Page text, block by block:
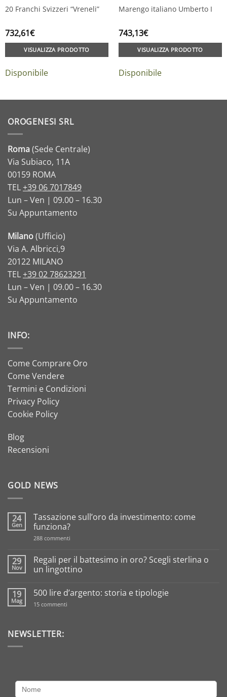
20 Franchi Svizzeri “Vreneli”
732,61€
VISUALIZZA PRODOTTO
Disponibile
Marengo italiano Umberto I
743,13€
VISUALIZZA PRODOTTO
Disponibile
OROGENESI SRL
Roma(Sede Centrale)
Via Subiaco, 11A
00159 ROMA
TEL+39 06 7017849
Lun – Ven | 09.00 – 16.30
Su Appuntamento
Milano(Ufficio)
Via A. Albricci,9
20122 MILANO
TEL+39 02 78623291
Lun – Ven | 09.00 – 16.30
Su Appuntamento
INFO:
Come Comprare Oro
Come Vendere
Termini e Condizioni
Privacy Policy
Cookie Policy
Blog
Recensioni
GOLD NEWS
24
Gen
Tassazione sull’oro da investimento: come
funziona?
288 commenti
da
investimento:
come
29
Nov
Regali per il battesimo in oro? Scegli sterlina o
un lingottino
su
per
oro?
Scegli
19
Mag
500 lire d’argento: storia e tipologie
15 commenti
NEWSLETTER: